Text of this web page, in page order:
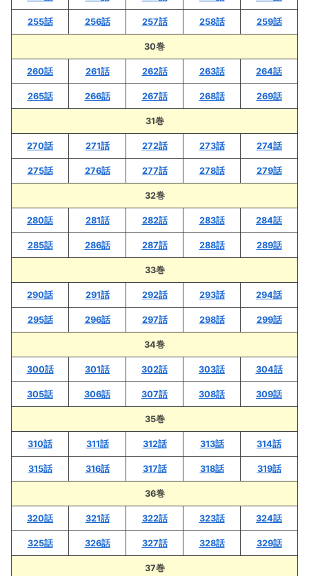
255話 256話 257話 258話 259話
30巻
260話 261話 262話 263話 264話
265話 266話 267話 268話 269話
31巻
270話 271話 272話 273話 274話
275話 276話 277話 278話 279話
32巻
280話 281話 282話 283話 284話
285話 286話 287話 288話 289話
33巻
290話 291話 292話 293話 294話
295話 296話 297話 298話 299話
34巻
300話 301話 302話 303話 304話
305話 306話 307話 308話 309話
35巻
310話 311話 312話 313話 314話
315話 316話 317話 318話 319話
36巻
320話 321話 322話 323話 324話
325話 326話 327話 328話 329話
37巻